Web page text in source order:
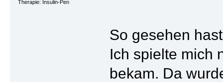
Therapie: Insulin-Pen
So gesehen
Ich spielte mich
bekam. Da